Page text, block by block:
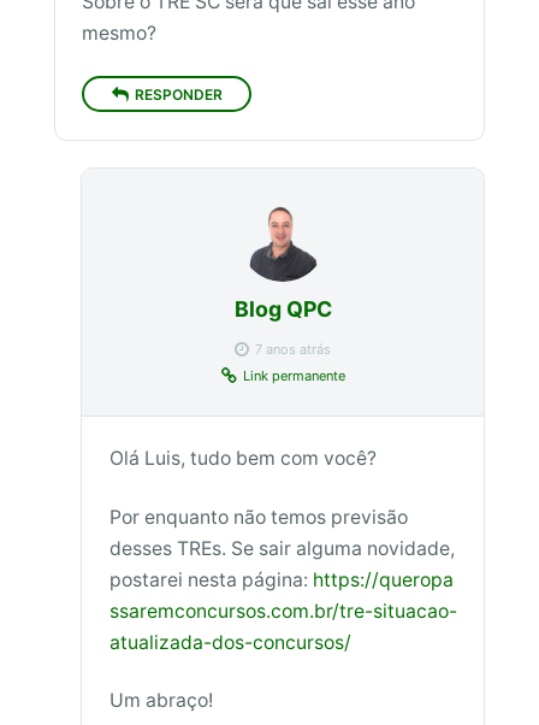
mesmo?
RESPONDER
Blog QPC
7 anos atrás
Link permanente
Olá Luis, tudo bem com você?
Por enquanto não temos previsão
desses TREs. Se sair alguma novidade,
postarei nesta página: https://queropa
ssaremconcursos.com.br/tre-situacao-
atualizada-dos-concursos/
Um abraço!